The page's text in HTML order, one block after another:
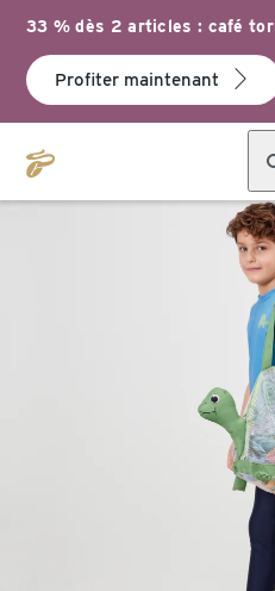
33 % dès 2 articles : café
Profiter maintenant